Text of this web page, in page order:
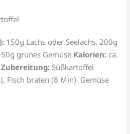
150g Lachs oder Seelachs, 200g
grünes Gemüse Kalorien: ca.
Zubereitung: Süßkartoffel
Fisch braten (8 Min), Gemüse